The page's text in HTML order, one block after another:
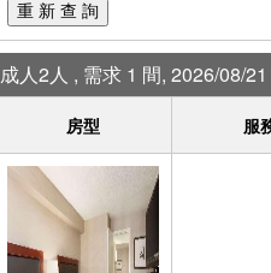
重 新 查 詢
成人2人 , 需求 1 間, 2026/08/
房型 服